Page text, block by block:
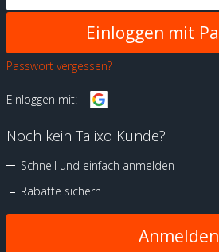
Passwort vergessen?
Einloggen mit:
Noch kein Talixo Kunde?
Schnell und einfach anmelden
Rabatte sichern
Anmelden